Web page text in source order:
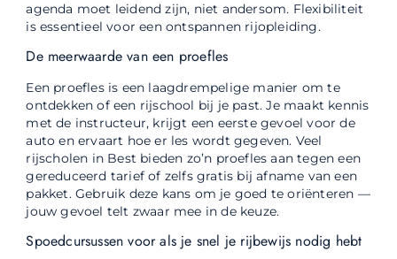
agenda moet leidend zijn, niet andersom. Flexibiliteit
is essentieel voor een ontspannen rijopleiding.
De meerwaarde van een proefles
Een proefles is een laagdrempelige manier om te
ontdekken of een rijschool bij je past. Je maakt kennis
met de instructeur, krijgt een eerste gevoel voor de
auto en ervaart hoe er les wordt gegeven. Veel
rijscholen in Best bieden zo’n proefles aan tegen een
gereduceerd tarief of zelfs gratis bij afname van een
pakket. Gebruik deze kans om je goed te oriënteren —
jouw gevoel telt zwaar mee in de keuze.
Spoedcursussen voor als je snel je rijbewijs nodig hebt